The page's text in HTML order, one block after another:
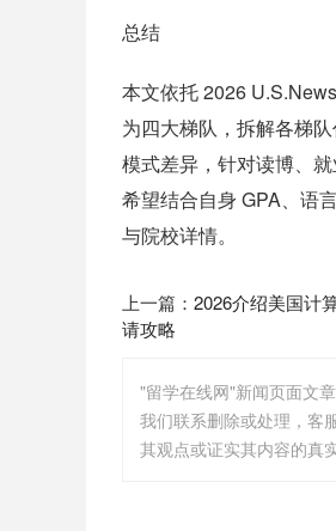
总结
本文依托 2026
为四大梯队，拆解各梯
模式差异，针对读博、
希望结合自身 GPA、语
与院校详情。
上一篇： 2026介绍美国计
请攻略
"留学在线网"新闻页面文
其观点或证实其内容的真实